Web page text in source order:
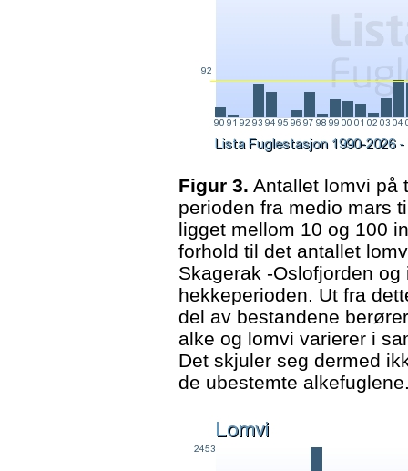
Figur 3. Antallet lomvi på
perioden fra medio mars
ligget mellom 10 og 100
forhold til det antallet
Skagerak -Oslofjorden
hekkeperioden. Ut fra
del av bestandene
alke og lomvi varierer i
Det skjuler seg dermed
de ubestemte